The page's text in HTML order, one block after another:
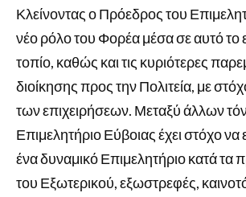
Κλείνοντας ο Πρόεδρος του
νέο ρόλο του Φορέα μέσα σε αυτό το
τοπίο, καθώς και τις κυριότερες
διοίκησης προς την Πολιτεία, με
των επιχειρήσεων. Μεταξύ άλλων
Επιμελητήριο Εύβοιας έχει στόχο να
ένα δυναμικό Επιμελητήριο κατά
του Εξωτερικού, εξωστρεφές,